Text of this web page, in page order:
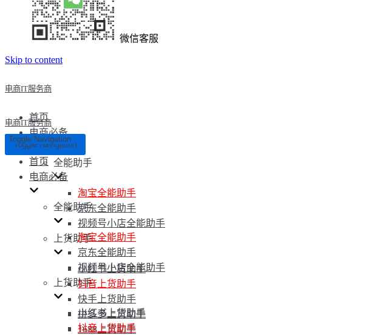
微信客服
Skip to content
电商IT服务商
首页
电商必备
全能助手
淘宝全能助手
京东全能助手
视频号小店全能助手
上货助手
小红书上货助手
抖音上货助手
快手上货助手
拼多多上货助手
1688上货助手
电商IT服务商
Toggle Navigation
Toggle Navigation
首页
电商必备
全能助手
淘宝全能助手
京东全能助手
视频号小店全能助手
上货助手
小红书上货助手
抖音上货助手